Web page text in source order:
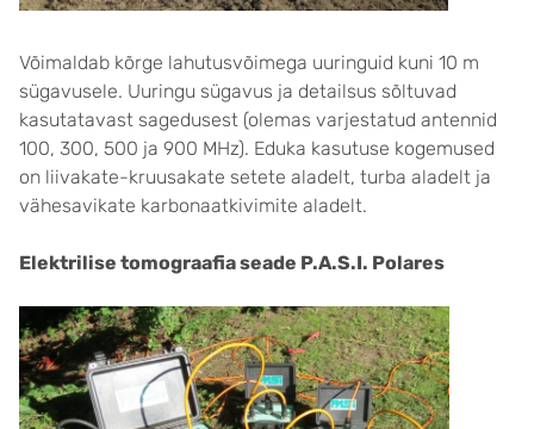
Võimaldab kõrge lahutusvõimega uuringuid kuni 10 m
sügavusele. Uuringu sügavus ja detailsus sõltuvad
kasutatavast sagedusest (olemas varjestatud antennid
100, 300, 500 ja 900 MHz). Eduka kasutuse kogemused
on liivakate-kruusakate setete aladelt, turba aladelt ja
vähesavikate karbonaatkivimite aladelt.
Elektrilise tomograafia seade P.A.S.I. Polares